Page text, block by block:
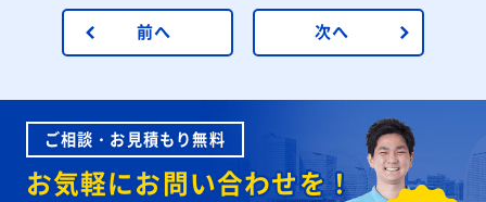
前へ 次へ
ご相談・お見積もり無料
お気軽にお問い合わせを！